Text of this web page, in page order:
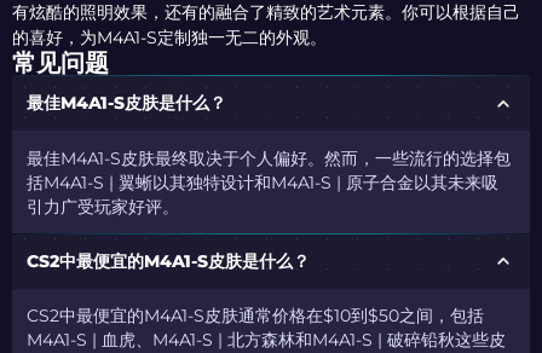
有炫酷的照明效果，还有的融合了精致的艺术元素。你可以根据自己
的喜好，为M4A1-S定制独一无二的外观。
常见问题
最佳M4A1-S皮肤是什么？
最佳M4A1-S皮肤最终取决于个人偏好。然而，一些流行的选择包
括M4A1-S | 翼蜥以其独特设计和M4A1-S | 原子合金以其未来吸
引力广受玩家好评。
CS2中最便宜的M4A1-S皮肤是什么？
CS2中最便宜的M4A1-S皮肤通常价格在$10到$50之间，包括
M4A1-S | 血虎、M4A1-S | 北方森林和M4A1-S | 破碎铅秋这些皮